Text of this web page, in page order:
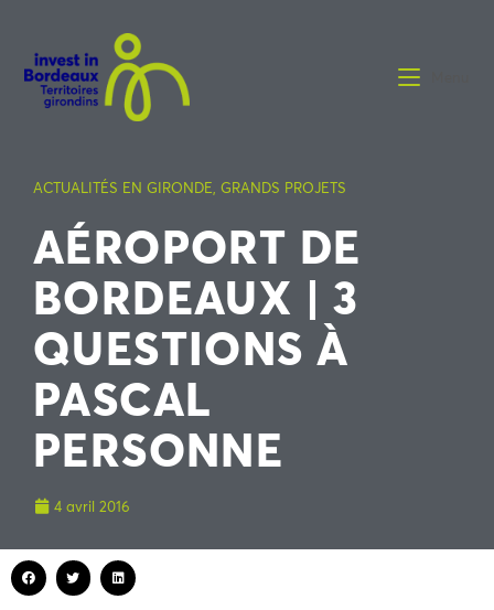
ACTUALITÉS EN GIRONDE, GRANDS PROJETS
AÉROPORT DE
BORDEAUX | 3
QUESTIONS À
PASCAL
PERSONNE
4 avril 2016